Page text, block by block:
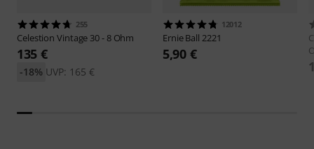
255
CelestionVintage 30 - 8 Ohm
135 €
UVP: 165 €
-18%
12012
Ernie Ball 2221
5,90 €